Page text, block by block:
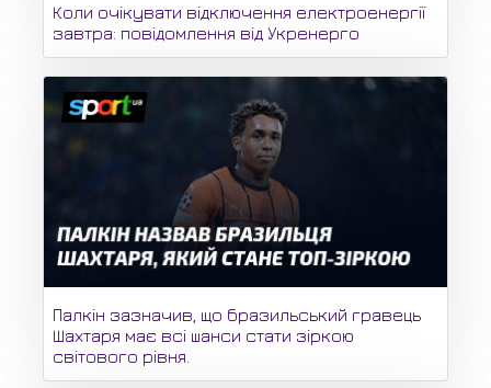
Коли очікувати відключення електроенергії
завтра: повідомлення від Укренерго
Палкін зазначив, що бразильський гравець
Шахтаря має всі шанси стати зіркою
світового рівня.